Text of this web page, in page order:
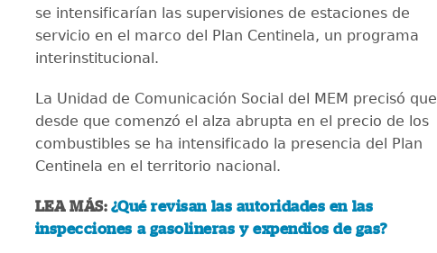
se intensificarían las supervisiones de estaciones de
servicio en el marco del Plan Centinela, un programa
interinstitucional.
La Unidad de Comunicación Social del MEM precisó que
desde que comenzó el alza abrupta en el precio de los
combustibles se ha intensificado la presencia del Plan
Centinela en el territorio nacional.
LEA MÁS: ¿Qué revisan las autoridades en las
inspecciones a gasolineras y expendios de gas?